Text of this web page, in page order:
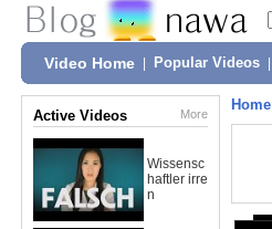
Video Home Popular Videos
Active Videos More
Wissensc
haftler irre
n
Home